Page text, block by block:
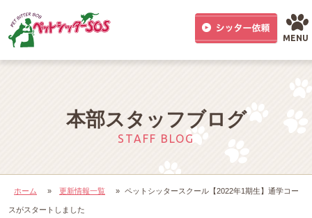
MENU
本部スタッフブログ
STAFF BLOG
ホーム » 更新情報一覧 » ペットシッタースクール【2022年1期生】通学コー
スがスタートしました